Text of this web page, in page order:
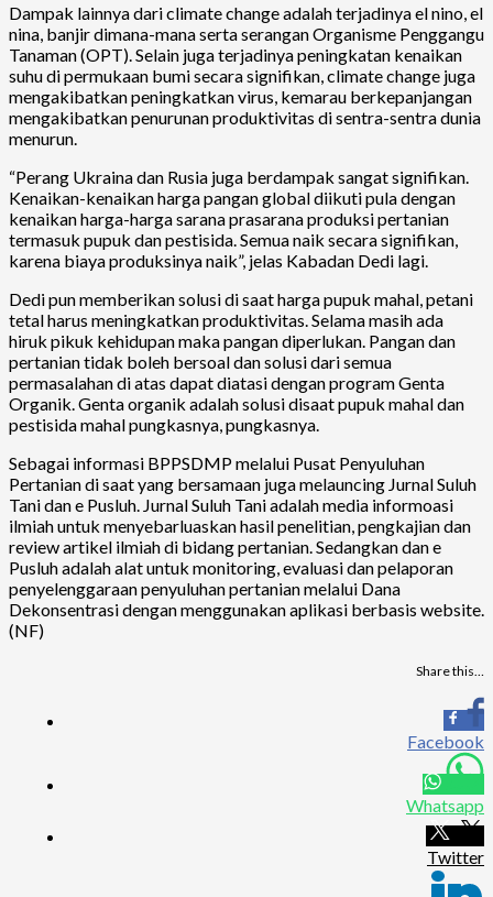
Dampak lainnya dari climate change adalah terjadinya el nino, el
nina, banjir dimana-mana serta serangan Organisme Penggangu
Tanaman (OPT). Selain juga terjadinya peningkatan kenaikan
suhu di permukaan bumi secara signifikan, climate change juga
mengakibatkan peningkatkan virus, kemarau berkepanjangan
mengakibatkan penurunan produktivitas di sentra-sentra dunia
menurun.
“Perang Ukraina dan Rusia juga berdampak sangat signifikan.
Kenaikan-kenaikan harga pangan global diikuti pula dengan
kenaikan harga-harga sarana prasarana produksi pertanian
termasuk pupuk dan pestisida. Semua naik secara signifikan,
karena biaya produksinya naik”, jelas Kabadan Dedi lagi.
Dedi pun memberikan solusi di saat harga pupuk mahal, petani
tetal harus meningkatkan produktivitas. Selama masih ada
hiruk pikuk kehidupan maka pangan diperlukan. Pangan dan
pertanian tidak boleh bersoal dan solusi dari semua
permasalahan di atas dapat diatasi dengan program Genta
Organik. Genta organik adalah solusi disaat pupuk mahal dan
pestisida mahal pungkasnya, pungkasnya.
Sebagai informasi BPPSDMP melalui Pusat Penyuluhan
Pertanian di saat yang bersamaan juga melauncing Jurnal Suluh
Tani dan e Pusluh. Jurnal Suluh Tani adalah media informoasi
ilmiah untuk menyebarluaskan hasil penelitian, pengkajian dan
review artikel ilmiah di bidang pertanian. Sedangkan dan e
Pusluh adalah alat untuk monitoring, evaluasi dan pelaporan
penyelenggaraan penyuluhan pertanian melalui Dana
Dekonsentrasi dengan menggunakan aplikasi berbasis website.
(NF)
Share this…
Facebook
Whatsapp
Twitter